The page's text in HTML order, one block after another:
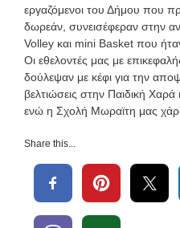
εργαζόμενοι του Δήμου που
δωρεάν, συνεισέφεραν στην
Volley και mini Basket που ήταν
Οι εθελοντές μας με
δούλεψαν με κέφι για την
βελτιώσεις στην Παιδική
ενώ η Σχολή Μωραϊτη μας
Share this...